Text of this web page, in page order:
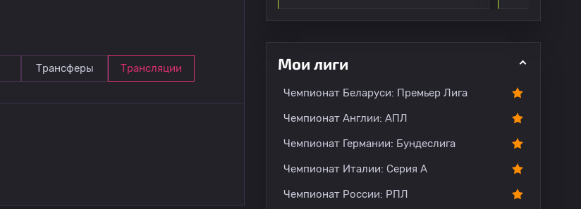
Трансферы Трансляции Мои лиги
Чемпионат Беларуси: Премьер Лига
Чемпионат Англии: АПЛ
Чемпионат Германии: Бундеслига
Чемпионат Италии: Серия А
Чемпионат России: РПЛ